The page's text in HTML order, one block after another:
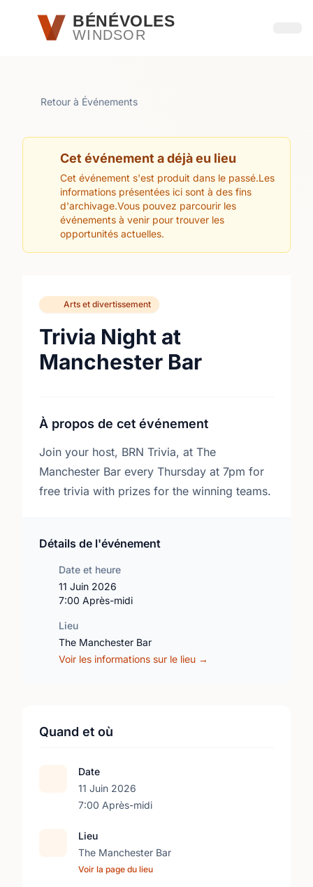
Passer au contenu principal
BÉNÉVOLES
WINDSOR
Retour à Événements
Cet événement a déjà eu lieu
Cet événement s'est produit dans le passé.Les
informations présentées ici sont à des fins
d'archivage.Vous pouvez parcourir les
événements à venir pour trouver les
opportunités actuelles.
Arts et divertissement
Trivia Night at
Manchester Bar
À propos de cet événement
Join your host, BRN Trivia, at The
Manchester Bar every Thursday at 7pm for
free trivia with prizes for the winning teams.
Détails de l'événement
Date et heure
11 Juin 2026
7:00 Après-midi
Lieu
The Manchester Bar
Voir les informations sur le lieu →
Quand et où
Date
11 Juin 2026
7:00 Après-midi
Lieu
The Manchester Bar
Voir la page du lieu